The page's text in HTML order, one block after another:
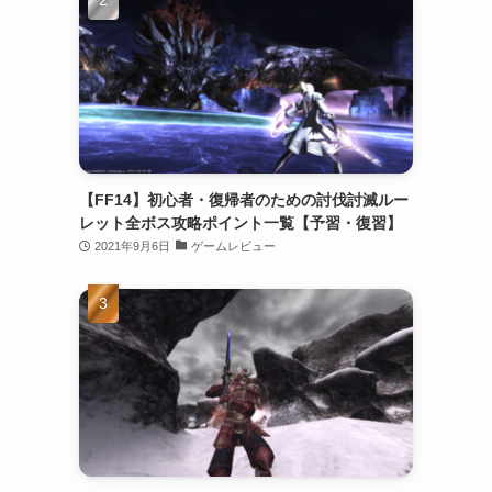
【FF14】初心者・復帰者のための討伐討滅ルー
レット全ボス攻略ポイント一覧【予習・復習】
2021年9月6日 ゲームレビュー